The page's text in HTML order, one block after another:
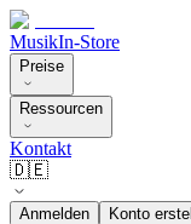
MusikIn-Store
Preise
Ressourcen
Kontakt
🇩🇪
Anmelden Konto